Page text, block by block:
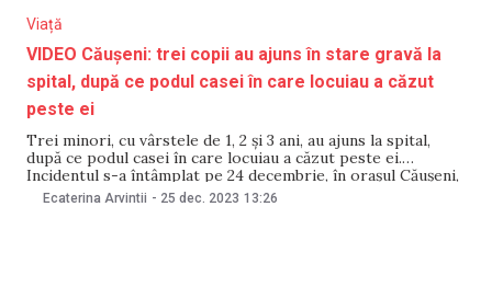
Viață
VIDEO Căușeni: trei copii au ajuns în stare gravă la
spital, după ce podul casei în care locuiau a căzut
peste ei
Trei minori, cu vârstele de 1, 2 și 3 ani, au ajuns la spital,
după ce podul casei în care locuiau a căzut peste ei.
Incidentul s-a întâmplat pe 24 decembrie, în orașul Căușeni,
în timp ce familia lua masa, scrie presa locală. Părinții
Ecaterina Arvintii - 25 dec. 2023 13:26